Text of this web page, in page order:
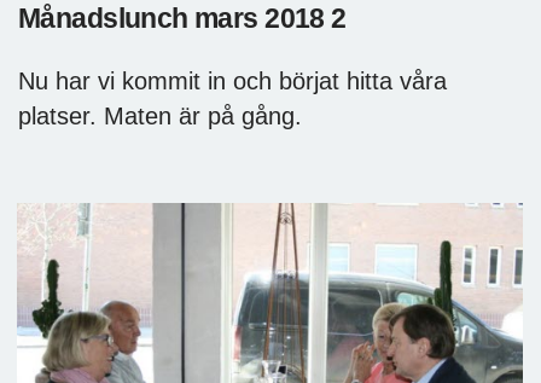
Månadslunch mars 2018 2
Nu har vi kommit in och börjat hitta våra
platser. Maten är på gång.